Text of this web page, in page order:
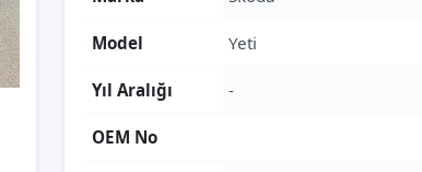
Model Yeti
Yıl Aralığı -
OEM No